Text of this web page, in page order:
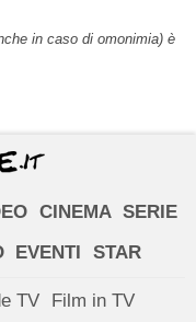
in caso di omonimia) è
CINEMA SERIE
EVENTI STAR
TV
Film in TV